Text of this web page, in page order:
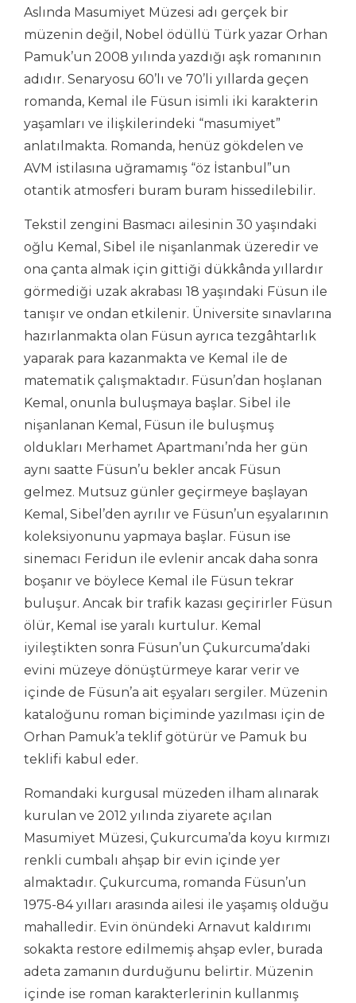
Aslında Masumiyet Müzesi adı gerçek bir
müzenin değil, Nobel ödüllü Türk yazar Orhan
Pamuk’un 2008 yılında yazdığı aşk romanının
adıdır. Senaryosu 60’lı ve 70’li yıllarda geçen
romanda, Kemal ile Füsun isimli iki karakterin
yaşamları ve ilişkilerindeki “masumiyet”
anlatılmakta. Romanda, henüz gökdelen ve
AVM istilasına uğramamış “öz İstanbul”un
otantik atmosferi buram buram hissedilebilir.
Tekstil zengini Basmacı ailesinin 30 yaşındaki
oğlu Kemal, Sibel ile nişanlanmak üzeredir ve
ona çanta almak için gittiği dükkânda yıllardır
görmediği uzak akrabası 18 yaşındaki Füsun ile
tanışır ve ondan etkilenir. Üniversite sınavlarına
hazırlanmakta olan Füsun ayrıca tezgâhtarlık
yaparak para kazanmakta ve Kemal ile de
matematik çalışmaktadır. Füsun’dan hoşlanan
Kemal, onunla buluşmaya başlar. Sibel ile
nişanlanan Kemal, Füsun ile buluşmuş
oldukları Merhamet Apartmanı’nda her gün
aynı saatte Füsun’u bekler ancak Füsun
gelmez. Mutsuz günler geçirmeye başlayan
Kemal, Sibel’den ayrılır ve Füsun’un eşyalarının
koleksiyonunu yapmaya başlar. Füsun ise
sinemacı Feridun ile evlenir ancak daha sonra
boşanır ve böylece Kemal ile Füsun tekrar
buluşur. Ancak bir trafik kazası geçirirler Füsun
ölür, Kemal ise yaralı kurtulur. Kemal
iyileştikten sonra Füsun’un Çukurcuma’daki
evini müzeye dönüştürmeye karar verir ve
içinde de Füsun’a ait eşyaları sergiler. Müzenin
kataloğunu roman biçiminde yazılması için de
Orhan Pamuk’a teklif götürür ve Pamuk bu
teklifi kabul eder.
Romandaki kurgusal müzeden ilham alınarak
kurulan ve 2012 yılında ziyarete açılan
Masumiyet Müzesi, Çukurcuma’da koyu kırmızı
renkli cumbalı ahşap bir evin içinde yer
almaktadır. Çukurcuma, romanda Füsun’un
1975-84 yılları arasında ailesi ile yaşamış olduğu
mahalledir. Evin önündeki Arnavut kaldırımı
sokakta restore edilmemiş ahşap evler, burada
adeta zamanın durduğunu belirtir. Müzenin
içinde ise roman karakterlerinin kullanmış